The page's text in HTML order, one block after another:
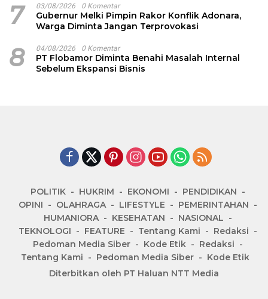
7 03/08/2026 0 Komentar
Gubernur Melki Pimpin Rakor Konflik Adonara,
Warga Diminta Jangan Terprovokasi
8 04/08/2026 0 Komentar
PT Flobamor Diminta Benahi Masalah Internal
Sebelum Ekspansi Bisnis
POLITIK HUKRIM EKONOMI
PENDIDIKAN
OPINI
OLAHRAGA LIFESTYLE
PEMERINTAHAN
HUMANIORA
KESEHATAN
NASIONAL
TEKNOLOGI
FEATURE Tentang Kami
Redaksi
Pedoman Media Siber
Kode Etik
Redaksi
Tentang Kami
Pedoman Media Siber
Kode Etik
Diterbitkan oleh PT Haluan NTT Media